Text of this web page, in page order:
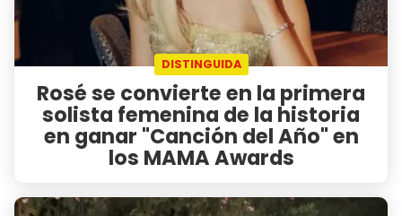
DISTINGUIDA
Rosé se convierte en la primera
solista femenina de la historia
en ganar "Canción del Año" en
los MAMA Awards